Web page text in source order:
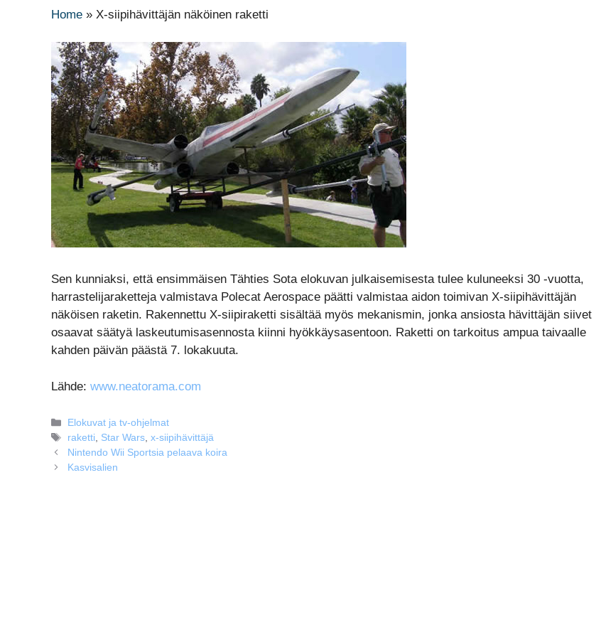
Home » X-siipihävittäjän näköinen raketti
Sen kunniaksi, että ensimmäisen Tähties Sota elokuvan julkaisemisesta tulee kuluneeksi 30 -vuotta,
harrastelijaraketteja valmistava Polecat Aerospace päätti valmistaa aidon toimivan X-siipihävittäjän
näköisen raketin. Rakennettu X-siipiraketti sisältää myös mekanismin, jonka ansiosta hävittäjän siivet
osaavat säätyä laskeutumisasennosta kiinni hyökkäysasentoon. Raketti on tarkoitus ampua taivaalle
kahden päivän päästä 7. lokakuuta.
Lähde: www.neatorama.com
Kategoriat
Elokuvat ja tv-ohjelmat
Avainsanat
raketti, Star Wars,x-siipihävittäjä
Nintendo Wii Sportsia pelaava koira
Kasvisalien